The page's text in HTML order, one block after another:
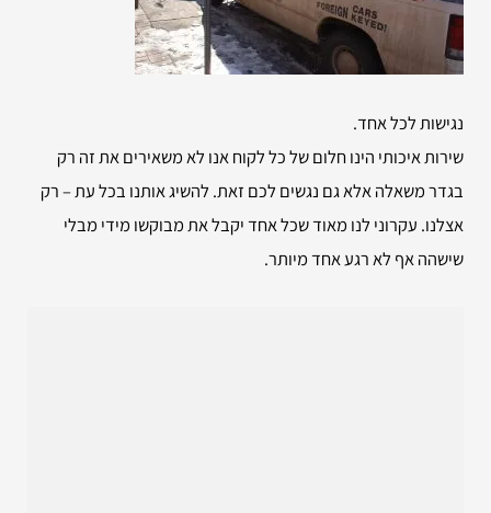
נגישות לכל אחד.
שירות איכותי הינו חלום של כל לקוח אנו לא משאירים את זה רק
בגדר משאלה אלא גם נגשים לכם זאת. להשיג אותנו בכל עת – רק
אצלנו. עקרוני לנו מאוד שכל אחד יקבל את מבוקשו מידי מבלי
שישהה אף לא רגע אחד מיותר.